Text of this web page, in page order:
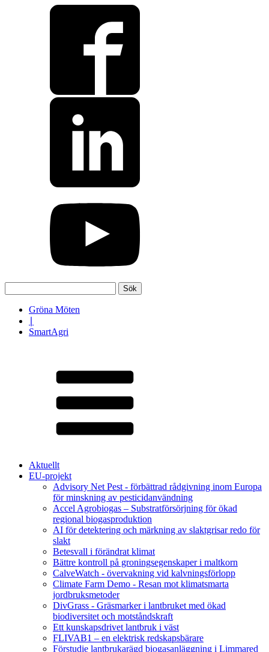
efter:
Gröna Möten
SmartAgri
Aktuellt
EU-projekt
Advisory Net Pest - förbättrad rådgivning inom Europa
för minskning av pesticidanvändning
Accel Agrobiogas – Substratförsörjning för ökad
regional biogasproduktion
AI för detektering och märkning av slaktgrisar redo för
slakt
Betesvall i förändrat klimat
Bättre kontroll på groningsegenskaper i maltkorn
CalveWatch - övervakning vid kalvningsförlopp
Climate Farm Demo - Resan mot klimatsmarta
jordbruksmetoder
DivGrass - Gräsmarker i lantbruket med ökad
biodiversitet och motståndskraft
Ett kunskapsdrivet lantbruk i väst
FLIVAB1 – en elektrisk redskapsbärare
Förstudie lantbrukarägd biogasanläggning i Limmared